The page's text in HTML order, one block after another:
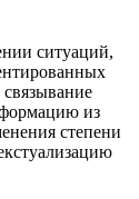
ситуаций,
из
степени